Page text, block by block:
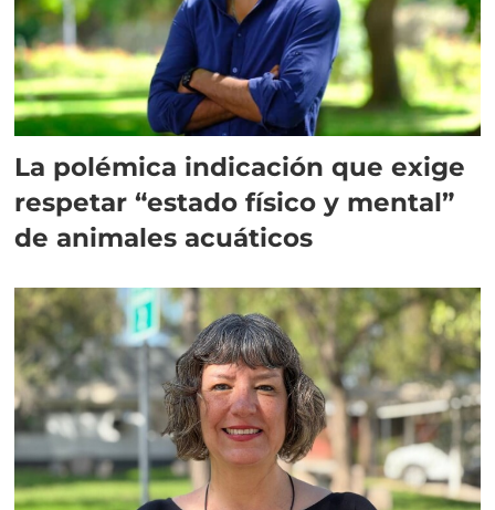
La polémica indicación que exige
respetar “estado físico y mental”
de animales acuáticos